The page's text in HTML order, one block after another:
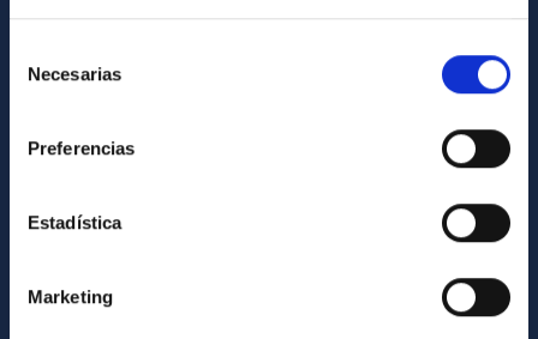
Necesarias
Preferencias
Estadística
Marketing
How to get to the IAC
Library